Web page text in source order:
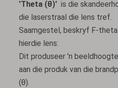
'Theta (θ)' is die
die laserstraal die lens tref.
Saamgestel, beskryf F-
hierdie lens:
Dit produseer 'n
aan die produk van die
(θ).